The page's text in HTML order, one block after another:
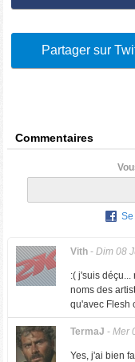
Partager sur
Commentaires
Vith- Dim 08
:( j'suis
noms des
qu'avec Flesh
TermaJ - Mer
Yes, j'ai bien